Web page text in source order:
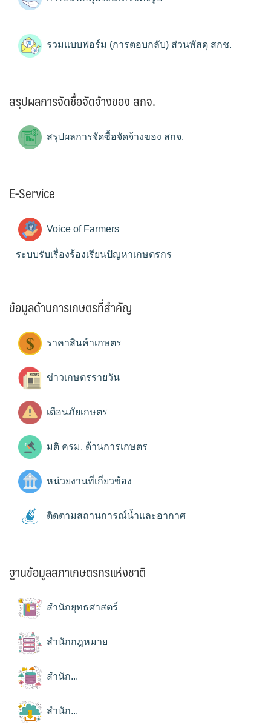
รวมแบบฟอร์ม (การตอบกลับ) ส่วนพัสดุ สกช.
สรุปผลการจัดซื้อจัดจ้างของ สกจ.
สรุปผลการจัดซื้อจัดจ้างของ สกจ.
E-Service
Voice of Farmers
ระบบรับเรื่องร้องเรียนปัญหาเกษตรกร
ข้อมูลด้านการเกษตรที่สำคัญ
ราคาสินค้าเกษตร
ข่าวเกษตรรายวัน
เตือนภัยเกษตร
มติ ครม. ด้านการเกษตร
หน่วยงานที่เกี่ยวข้อง
ติดตามสถานการณ์น้ำและอากาศ
ฐานข้อมูลสภาเกษตรกรแห่งชาติ
สำนักยุทธศาสตร์
สำนักกฎหมาย
สำนัก...
สำนัก...